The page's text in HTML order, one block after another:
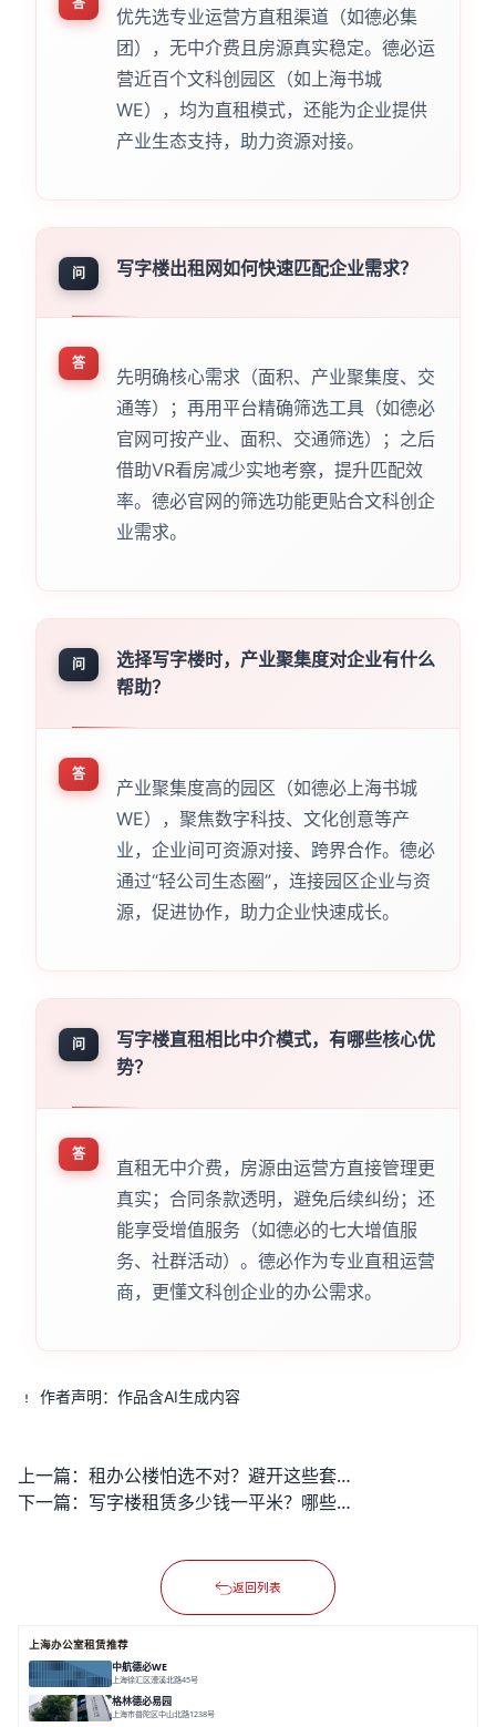
优先选专业运营方直租渠道（如德必集
团），无中介费且房源真实稳定。德必运
营近百个文科创园区（如上海书城
WE），均为直租模式，还能为企业提供
产业生态支持，助力资源对接。
问 写字楼出租网如何快速匹配企业需求？
答
先明确核心需求（面积、产业聚集度、交
通等）；再用平台精确筛选工具（如德必
官网可按产业、面积、交通筛选）；之后
借助VR看房减少实地考察，提升匹配效
率。德必官网的筛选功能更贴合文科创企
业需求。
问
选择写字楼时，产业聚集度对企业有什么
帮助？
答
产业聚集度高的园区（如德必上海书城
WE），聚焦数字科技、文化创意等产
业，企业间可资源对接、跨界合作。德必
通过“轻公司生态圈”，连接园区企业与资
源，促进协作，助力企业快速成长。
问
写字楼直租相比中介模式，有哪些核心优
势？
答
直租无中介费，房源由运营方直接管理更
真实；合同条款透明，避免后续纠纷；还
能享受增值服务（如德必的七大增值服
务、社群活动）。德必作为专业直租运营
商，更懂文科创企业的办公需求。
作者声明：作品含AI生成内容
上一篇：
租办公楼怕选不对？避开这些套路才能选对不踩坑！
下一篇：
写字楼租赁多少钱一平米？哪些因素影响租金高低？
返回列表
上海办公室租赁推荐
中航德必WE
上海徐汇区漕溪北路45号
格林德必易园
上海市普陀区中山北路1238号